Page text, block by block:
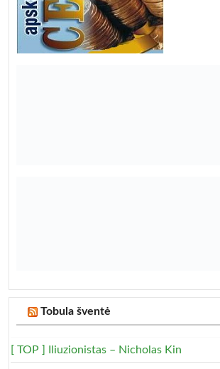
Tobula šventė
[ TOP ] Iliuzionistas – Nicholas Kin